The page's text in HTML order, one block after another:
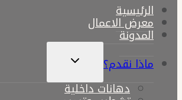
الرئيسية
معرض الاعمال
المدونة
ماذا نقدم؟
تبديل
الفرعيةدهانات داخلية